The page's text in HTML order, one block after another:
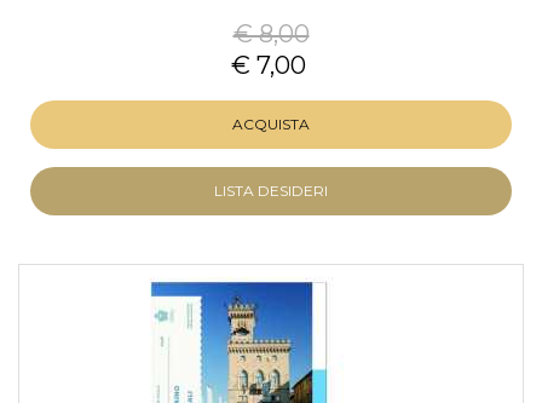
€ 8,00
€ 7,00
ACQUISTA
LISTA DESIDERI